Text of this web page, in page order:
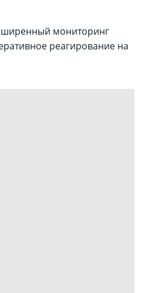
мониторинг
реагирование на